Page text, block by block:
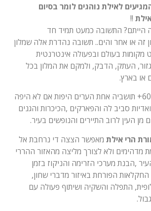
לאילת נוהגים לומר בסיום
!!
הייתם? התשובה כמעט תמיד חד
זה או אחר והים.. תשובה נהדרת אלה שמלון
מקומות בעולם ובפעולה אינטרנטית
העתק, הדבק, ולמקם את המלון בכל
או בארץ.
העיר אילת על 60000+ תושביה אחת הערים היפות אם לא היפה
סביב לה והפארקים ,הכיכרות והגנים
העין לרוב התיירים והנופשים בעיר.
הרי אילת מאפשר הצצה די נרחבת אל
מדהימים ולא לצורך מליצה מהאזור ההררי
,הבנת מערכי הזרימה והניקוז בזמן
הפורחת באיזור מדברי שחון,
התפלה והשקיה ושיתוף פעולה עם